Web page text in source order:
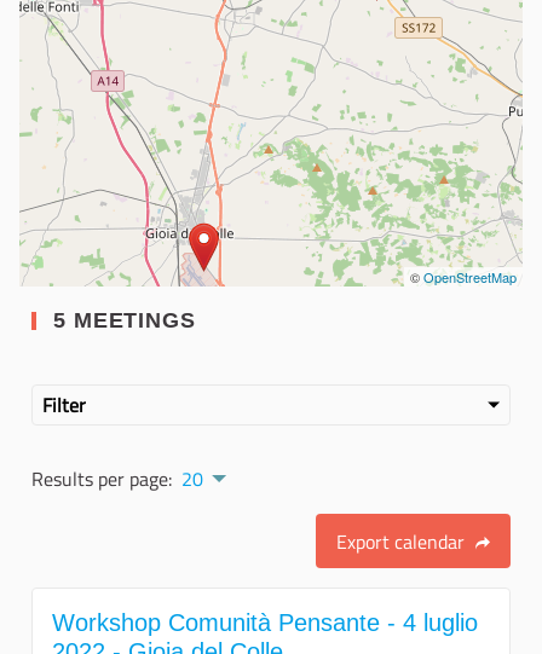
©OpenStreetMap
5 MEETINGS
Filter
Results per page: 20
Export calendar
Workshop Comunità Pensante - 4 luglio